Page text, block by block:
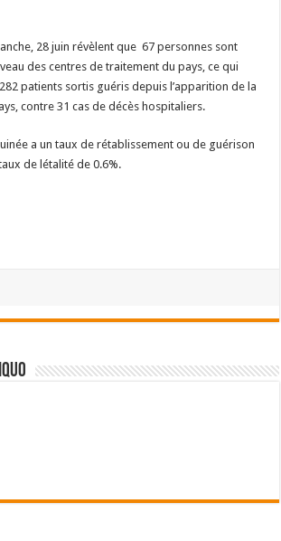
28 juin révèlent que 67 personnes sont
des centres de traitement du pays, ce qui
patients sortis guéris depuis l’apparition de la
contre 31 cas de décès hospitaliers.
a un taux de rétablissement ou de guérison
de létalité de 0.6%.